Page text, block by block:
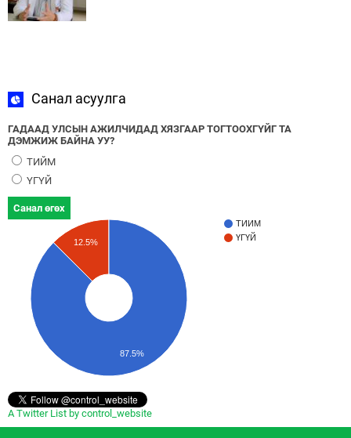
Санал асуулга
ГАДААД УЛСЫН АЖИЛЧИДАД ХЯЗГААР ТОГТООХГҮЙГ ТА
ДЭМЖИЖ БАЙНА УУ?
ТИЙМ
ҮГҮЙ
Санал өгөх
ТИЙМ
ҮГҮЙ
12.5%
87.5%
A Twitter List by control_website